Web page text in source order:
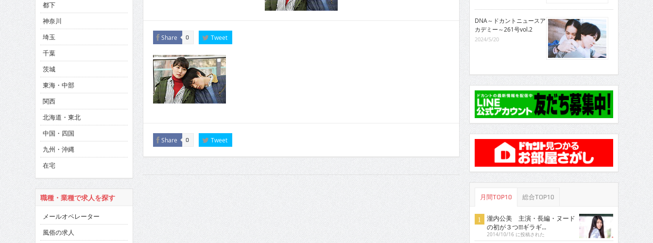
CINEMA×STYLE 285号
CINEMA×STYLE 294号
Share 0 Tweet
Share 0 Tweet
都下
神奈川
埼玉
千葉
茨城
東海・中部
関西
北海道・東北
中国・四国
九州・沖縄
在宅
職種・業種で求人を探す
メールオペレーター
風俗の求人
DNA～ドカントニュースア
カデミー～261号vol.2
2024/5/20
月間TOP10 総合TOP10
瀧内公美 主演・長編・ヌード
の初が３つ!!!ギラギ...
2014/10/16 に投稿された